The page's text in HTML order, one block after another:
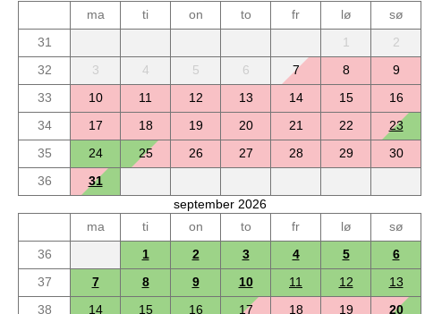
ma
ti on to fr lø
sø
31
1
2
32
3 4 5 6 7 8
9
33
10 11 12 13 14 15
16
34
17 18 19 20 21 22
23
35
24 25 26 27 28 29
30
36
31
september 2026
ma
ti on to fr lø
sø
36
1 2 3 4 5
6
37
7 8 9 10 11 12
13
38
14 15 16 17 18 19 20